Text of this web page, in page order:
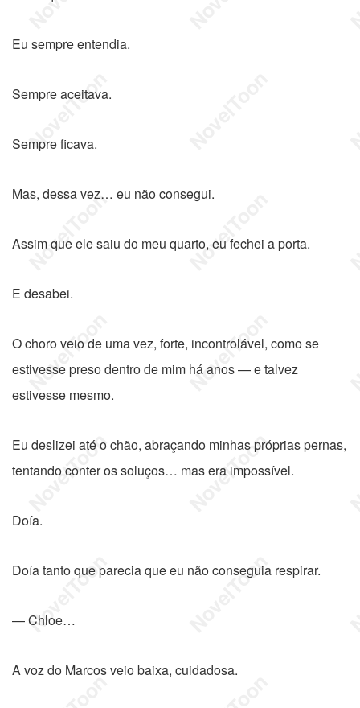
Eu sempre entendia.
Sempre aceitava.
Sempre ficava.
Mas, dessa vez… eu não consegui.
Assim que ele saiu do meu quarto, eu fechei a porta.
E desabei.
O choro veio de uma vez, forte, incontrolável, como se
estivesse preso dentro de mim há anos — e talvez
estivesse mesmo.
Eu deslizei até o chão, abraçando minhas próprias pernas,
tentando conter os soluços… mas era impossível.
Doía.
Doía tanto que parecia que eu não conseguia respirar.
— Chloe…
A voz do Marcos veio baixa, cuidadosa.